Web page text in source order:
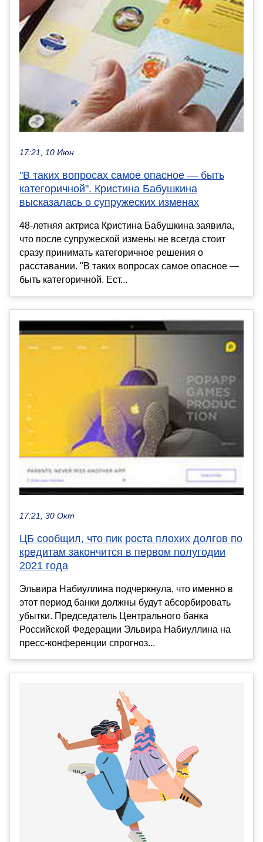
17:21, 10 Июн
"В таких вопросах самое опасное — быть
категоричной". Кристина Бабушкина
высказалась о супружеских изменах
48-летняя актриса Кристина Бабушкина заявила,
что после супружеской измены не всегда стоит
сразу принимать категоричное решения о
расставании. "В таких вопросах самое опасное —
быть категоричной. Ест...
17:21, 30 Окт
ЦБ сообщил, что пик роста плохих долгов по
кредитам закончится в первом полугодии
2021 года
Эльвира Набиуллина подчеркнула, что именно в
этот период банки должны будут абсорбировать
убытки. Председатель Центрального банка
Российской Федерации Эльвира Набиуллина на
пресс-конференции спрогноз...